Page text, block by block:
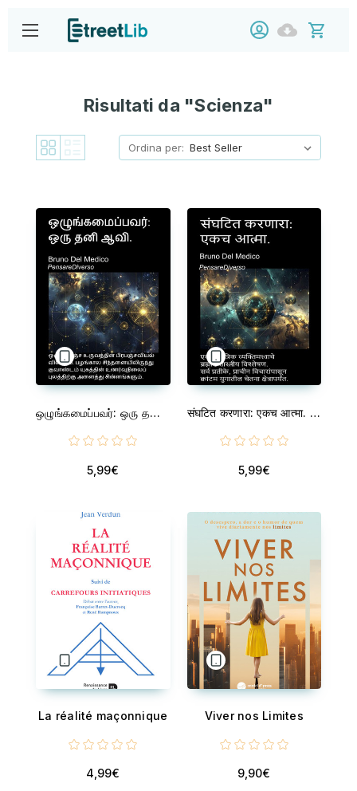
Risultati da "Scienza"
Ordina per:
ஒழுங்கமைப்பவர்: ஒரு தனி ஆவி. - ஒரு பிரபஞ்ச உருவத்தின் பிரபஞ்சவியல் விளக்கம். பழங்கால சிந்தனையிலிருந்து குவாண்டம் யுகத்தின் உணர்வுநிலைப் புலத்திற்கு அனைத்து சின்னங்களும்.
5,99€
संघटित करणारा: एकच आत्मा. - एक सार्वत्रिक व्यक्तिमत्त्वाचे ब्रह्मांडशास्त्रीय विश्लेषण. सर्व प्रतीके, प्राचीन विचारांपासून क्वांटम युगातील चेतना क्षेत्रापर्यंत.
5,99€
La réalité maçonnique
4,99€
Viver nos Limites
9,90€